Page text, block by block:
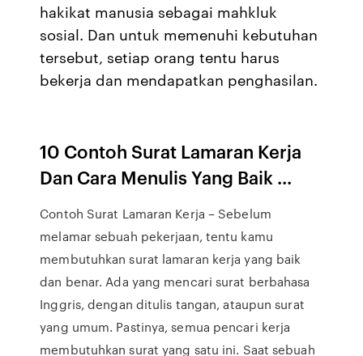
hakikat manusia sebagai mahkluk
sosial. Dan untuk memenuhi kebutuhan
tersebut, setiap orang tentu harus
bekerja dan mendapatkan penghasilan.
10 Contoh Surat Lamaran Kerja
Dan Cara Menulis Yang Baik ...
Contoh Surat Lamaran Kerja – Sebelum
melamar sebuah pekerjaan, tentu kamu
membutuhkan surat lamaran kerja yang baik
dan benar. Ada yang mencari surat berbahasa
Inggris, dengan ditulis tangan, ataupun surat
yang umum. Pastinya, semua pencari kerja
membutuhkan surat yang satu ini. Saat sebuah